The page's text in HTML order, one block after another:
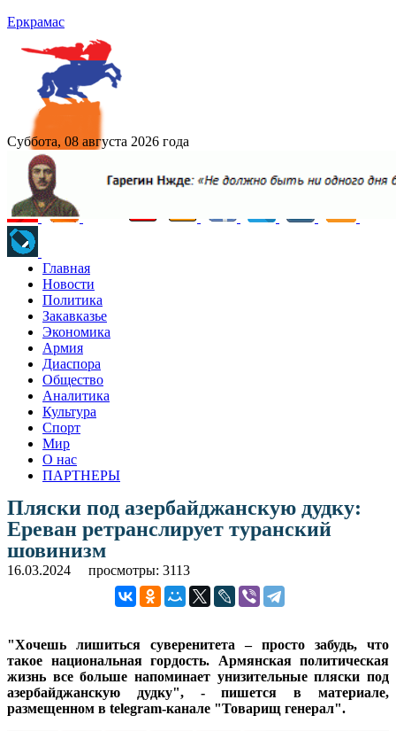
Еркрамас
Суббота, 08 августа 2026 года
Главная
Новости
Политика
Закавказье
Экономика
Армия
Диаспора
Общество
Аналитика
Культура
Спорт
Мир
О нас
ПАРТНЕРЫ
Пляски под азербайджанскую дудку:
Ереван ретранслирует туранский
шовинизм
16.03.2024 просмотры: 3113
"Хочешь лишиться суверенитета – просто забудь, что
такое национальная гордость. Армянская политическая
жизнь все больше напоминает унизительные пляски под
азербайджанскую дудку", - пишется в материале,
размещенном в telegram-канале "Товарищ генерал".